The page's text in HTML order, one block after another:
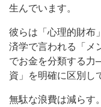
生んでいます。
彼らは「心理的財布
済学で言われる「メ
でお金を分類する力
資」を明確に区別し
無駄な浪費は減らす